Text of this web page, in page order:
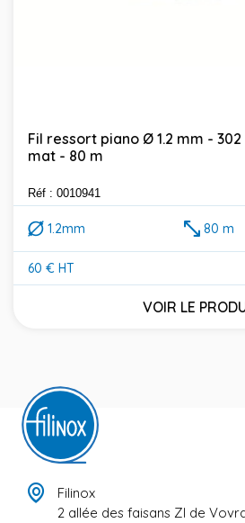
Fil ressort piano Ø 1.2 mm -
mat - 80 m
Réf : 0010941
1.2mm 80 m
60 € HT
Prix
VOIR LE
Filinox
2 allée des faisans ZI de